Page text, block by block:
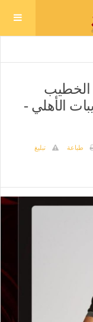
الخطيب
الأهلي -
طباعة
تبليغ